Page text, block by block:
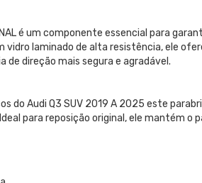
é um componente essencial para
vidro laminado de alta resistência, ele
de direção mais segura e agradável.
do Audi Q3 SUV 2019 A 2025 este
para reposição original, ele mantém o